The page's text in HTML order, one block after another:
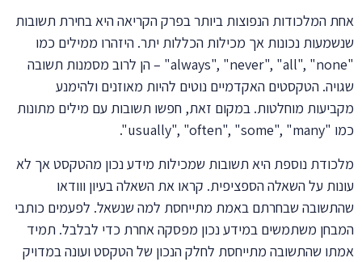
אחת המלכודות הנפוצות ביותר בפרק הקריאה היא בחירת תשובות
שנשמעות נכונות אך מכילות הכללות יתר. היזהרו ממילים כמו
"always", "never", "all", "none" – הן לרוב מסמנות תשובה
שגויה. הטקסטים האקדמיים נוטים להיות מאוזנים ולהימנע
מקביעות מוחלטות. במקום זאת, חפשו תשובות עם מילים מתונות
כמו "usually", "often", "some", "many".
מלכודת נוספת היא תשובות שמכילות מידע נכון מהטקסט אך לא
עונות על השאלה הספציפית. קראו את השאלה בעיון ווודאו
שהתשובה שבחרתם באמת מתייחסת למה שנשאל. לפעמים כותבי
המבחן משתמשים במידע נכון מפסקה אחרת כדי לבלבל. תמיד
אמתו שהתשובה מתייחסת לחלק הנכון של הטקסט ועונה במדויק